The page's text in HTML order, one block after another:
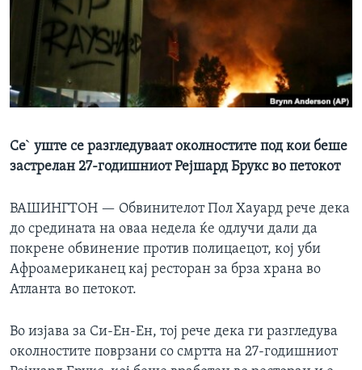
ИНТЕРВЈУА
Јазици
Се` уште се разгледуваат околностите под кои беше
застрелан 27-годишниот Рејшард Брукс во петокот
ВАШИНГТОН — Обвинителот Пол Хауард рече дека
до средината на оваа недела ќе одлучи дали да
покрене обвинение против полицаецот, кој уби
Афроамериканец кај ресторан за брза храна во
Атланта во петокот.
Во изјава за Си-Ен-Ен, тој рече дека ги разгледува
околностите поврзани со смртта на 27-годишниот